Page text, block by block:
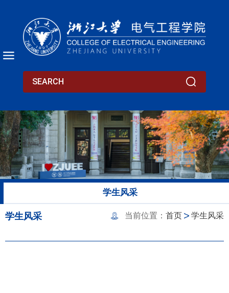
学生风采
当前位置： 首页 学生风采
学生风采